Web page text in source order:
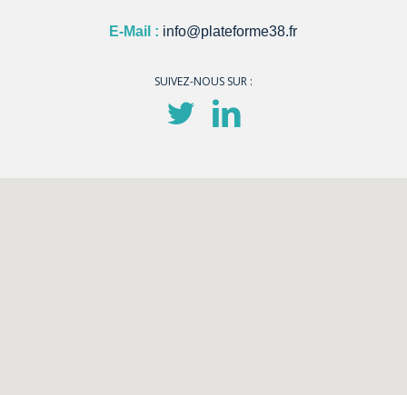
E-Mail : info@plateforme38.fr
SUIVEZ-NOUS SUR :